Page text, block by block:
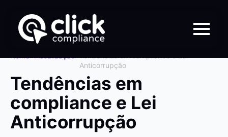
Anticorrupção
Tendências em
compliance e Lei
Anticorrupção